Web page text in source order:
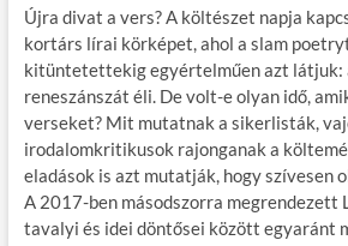
k
Újra divat a vers? A költészet napja
kortárs lírai körképet, ahol a slam
kitüntetettekig egyértelműen azt látjuk:
reneszánszát éli. De volt-e olyan idő,
verseket? Mit mutatnak a sikerlisták,
irodalomkritikusok rajonganak a
eladások is azt mutatják, hogy szívesen
A 2017-ben másodszorra megrendezett
tavalyi és idei döntősei között egyaránt